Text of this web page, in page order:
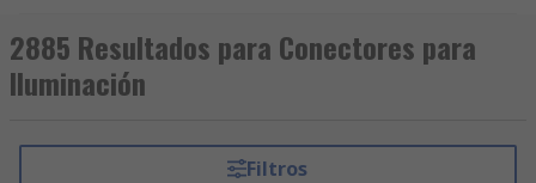
conectores de iluminación domésticos,
comerciales o industriales presentan la manera
más segura y eficaz de conectar sistemas de
principal.Independientemente de la complejidad
2885 Resultados para Conectores para
Iluminación
Filtros